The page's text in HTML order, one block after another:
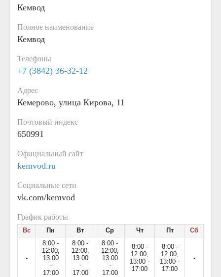
Кемвод
Полное наименование
Кемвод
Телефоны
+7 (3842) 36-32-12
Адрес
Кемерово, улица Кирова, 11
Почтовый индекс
650991
Официальный сайт
kemvod.ru
Социальные сети
vk.com/kemvod
График работы
Вс Пн Вт Ср Чт Пт Сб
-
8:00 -
12:00,
13:00
-
17:00
8:00 -
12:00,
13:00
-
17:00
8:00 -
12:00,
13:00
-
17:00
8:00 -
12:00,
13:00 -
17:00
8:00 -
12:00,
13:00 -
17:00
-